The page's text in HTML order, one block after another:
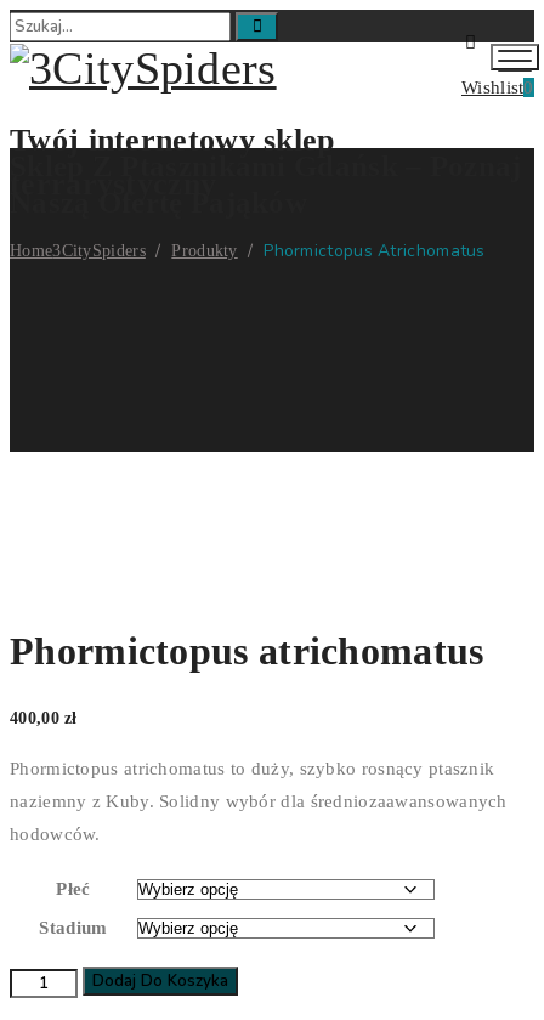
Twój internetowy sklep
Wishlist0
Home3CitySpiders/Produkty / Phormictopus Atrichomatus
Phormictopus atrichomatus
400,00zł
Phormictopus atrichomatus to duży, szybko rosnący ptasznik
naziemny z Kuby. Solidny wybór dla średniozaawansowanych
hodowców.
Płeć
Stadium
ilość
Dodaj Do Koszyka